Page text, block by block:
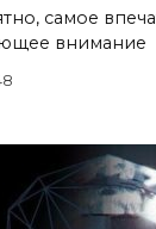
самое
внимание